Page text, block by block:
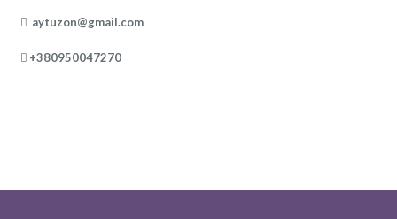
aytuzon@gmail.com
+380950047270